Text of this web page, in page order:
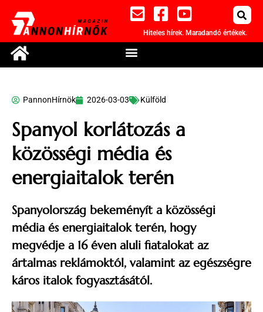
Hiteles hírek. Maradandó értékek.
PannonHírnök 2026-03-03 Külföld
Spanyol korlátozás a
közösségi média és
energiaitalok terén
Spanyolország bekeményít a közösségi
média és energiaitalok terén, hogy
megvédje a 16 éven aluli fiatalokat az
ártalmas reklámoktól, valamint az egészségre
káros italok fogyasztásától.